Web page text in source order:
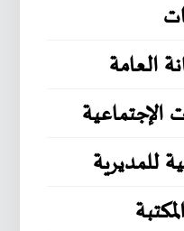
العامة
الإجتماعية
للمديرية